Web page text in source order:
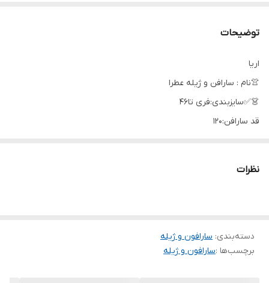
توضیحات
اریا
👚نام : سارافن و ژیله عطرا
👗✅سایزبندی:فری تا46
قد سارافن:120
دورسینه ژیله:102
🧵جنس : کت تافته درجه یک
نظرات
دسته‌بندی: سارافون و ژیله
برچسب‌ها :سارافون و ژیله